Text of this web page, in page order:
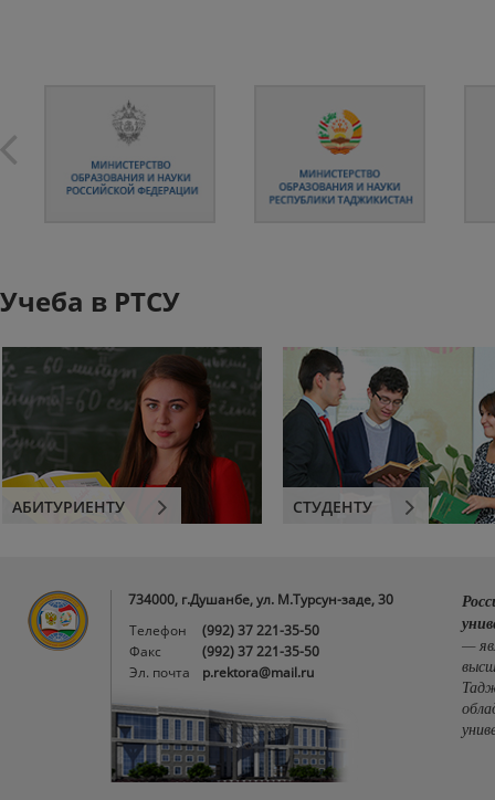
Учеба в РТСУ
АБИТУРИЕНТУ СТУДЕНТУ
734000, г.Душанбе, ул. М.Турсун-заде, 30
Телефон
(992) 37 221-35-50
Факс
(992) 37 221-35-50
Эл. почта
p.rektora@mail.ru
—